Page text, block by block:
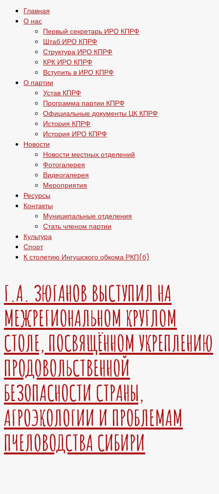
Главная
О нас
Первый секретарь ИРО КПРФ
Штаб ИРО КПРФ
Структура ИРО КПРФ
КРК ИРО КПРФ
Вступить в ИРО КПРФ
О партии
Устав КПРФ
Программа партии КПРФ
Официальные документы ЦК КПРФ
История КПРФ
История ИРО КПРФ
Новости
Новости местных отделений
Фотогалерея
Видеогалерея
Мероприятия
Ресурсы
Контакты
Муниципальные отделения
Стать членом партии
Культура
Спорт
К столетию Ингушского обкома РКП(б)
Г.А. ЗЮГАНОВ ВЫСТУПИЛ НА
МЕЖРЕГИОНАЛЬНОМ КРУГЛОМ
СТОЛЕ, ПОСВЯЩЁННОМ УКРЕПЛЕНИЮ
ПРОДОВОЛЬСТВЕННОЙ
БЕЗОПАСНОСТИ СТРАНЫ,
АГРОЭКОЛОГИИ И ПРОБЛЕМАМ
ПЧЕЛОВОДСТВА СИБИРИ